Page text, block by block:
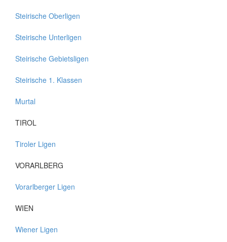
Steirische Oberligen
Steirische Unterligen
Steirische Gebietsligen
Steirische 1. Klassen
Murtal
TIROL
Tiroler Ligen
VORARLBERG
Vorarlberger Ligen
WIEN
Wiener Ligen